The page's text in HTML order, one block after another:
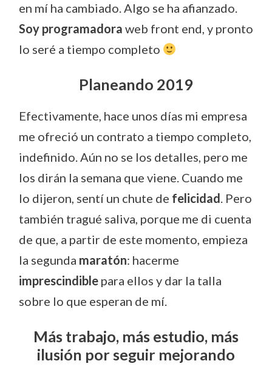
en mí ha cambiado. Algo se ha afianzado.
Soy programadora web front end, y pronto
lo seré a tiempo completo
Planeando 2019
Efectivamente, hace unos días mi empresa
me ofreció un contrato a tiempo completo,
indefinido. Aún no se los detalles, pero me
los dirán la semana que viene. Cuando me
lo dijeron, sentí un chute de felicidad. Pero
también tragué saliva, porque me di cuenta
de que, a partir de este momento, empieza
la segunda maratón: hacerme
imprescindible para ellos y dar la talla
sobre lo que esperan de mí.
Más trabajo, más estudio, más
ilusión por seguir mejorando